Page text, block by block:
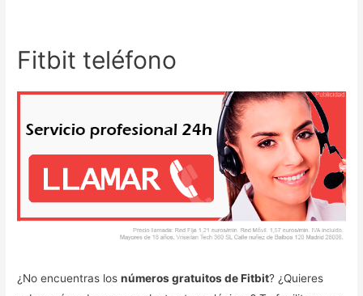
Fitbit teléfono
¿No encuentras losnúmeros gratuitos de Fitbit? ¿Quieres